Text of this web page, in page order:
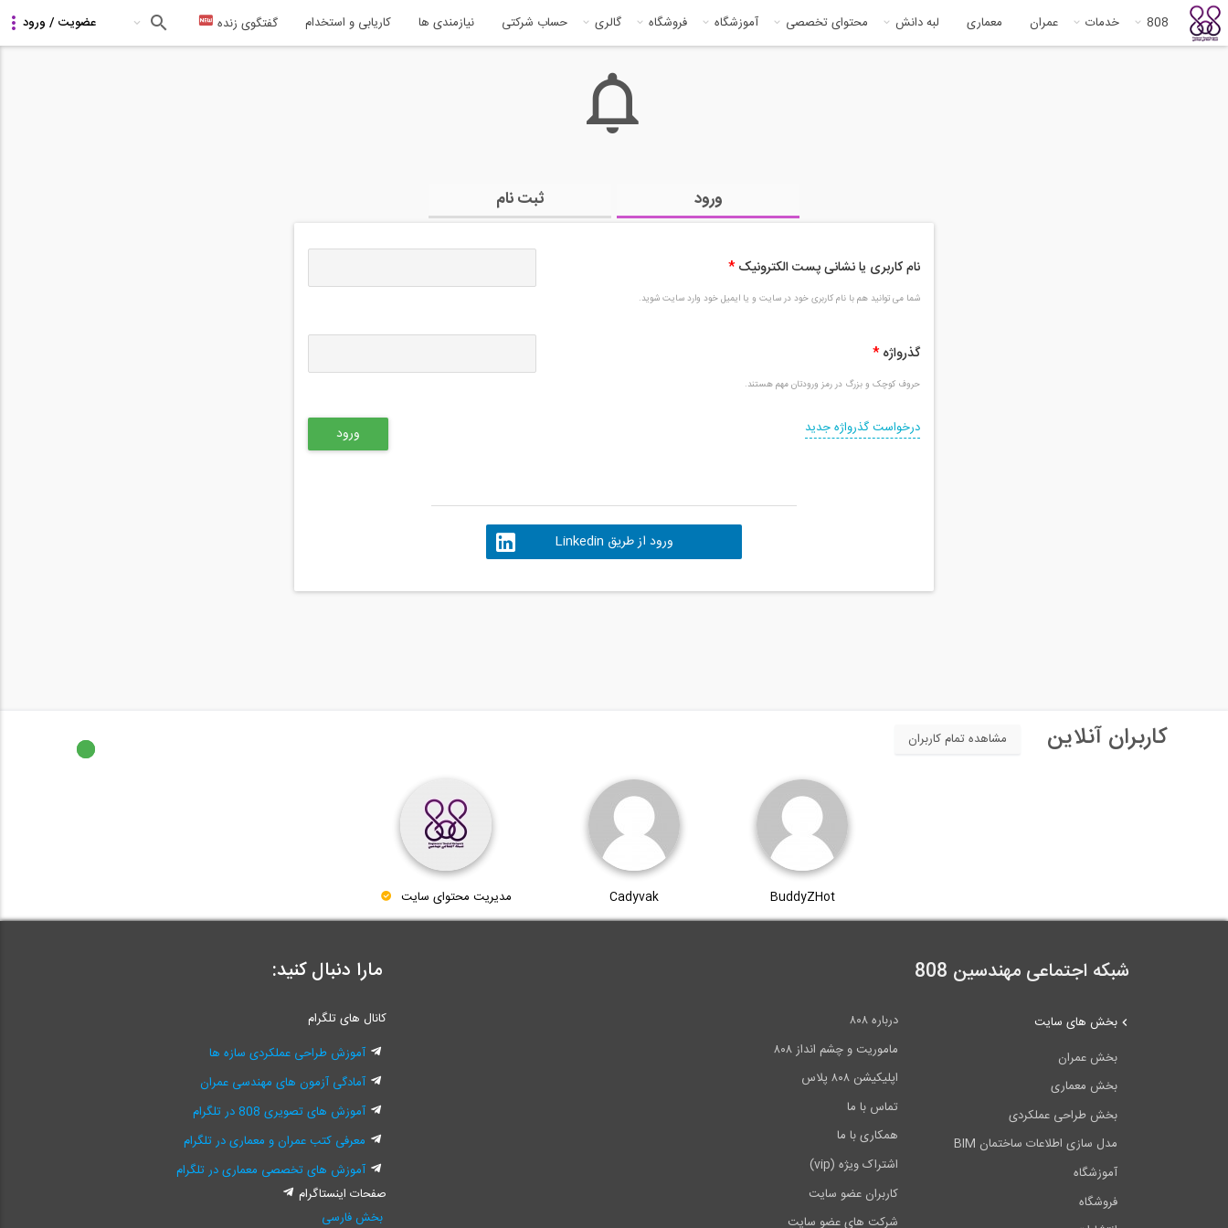
808 خدمات عمران معماری لبه دانش محتوای تخصصی آموزشگاه فروشگاه گالری حساب شرکتی نیازمندی ها کاریابی و استخدام گفتگوی زنده
ورود ثبت نام
نام کاربری یا نشانی پست الکترونیک *
شما می توانید هم با نام کاربری خود در سایت و یا ایمیل خود وارد سایت شوید.
گذرواژه *
حروف کوچک و بزرگ در رمز ورودتان مهم هستند.
درخواست گذرواژه جدید
ورود از طریق Linkedin
کاربران آنلاین مشاهده تمام کاربران
BuddyZHot
Cadyvak مدیریت محتوای سایت
شبکه اجتماعی مهندسین 808
درباره ۸۰۸
ماموریت و چشم انداز ۸۰۸
اپلیکیشن ۸۰۸ پلاس
تماس با ما
همکاری با ما
اشتراک ویژه (vip)
کاربران عضو سایت
شرکت های عضو سایت
بخش های سایت
بخش عمران
بخش معماری
بخش طراحی عملکردی
مدل سازی اطلاعات ساختمان BIM
آموزشگاه
فروشگاه
مارا دنبال کنید:
کانال های تلگرام
آموزش طراحی عملکردی سازه ها
آمادگی آزمون های مهندسی عمران
آموزش های تصویری 808 در تلگرام
معرفی کتب عمران و معماری در تلگرام
آموزش های تخصصی معماری در تلگرام
صفحات اینستاگرام
بخش فارسی